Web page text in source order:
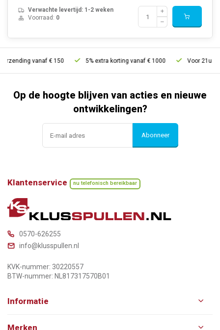
Verwachte levertijd: 1-2 weken
Voorraad: 0
vanaf € 150 5% extra korting vanaf € 1000 Voor 21u
Op de hoogte blijven van acties en nieuwe
ontwikkelingen?
Abonneer
Klantenservice nu telefonisch bereikbaar
0570-626255
info@klusspullen.nl
KVK-nummer: 30220557
BTW-nummer: NL817317570B01
Informatie
Merken